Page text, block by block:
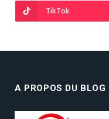
TikTok
A PROPOS DU